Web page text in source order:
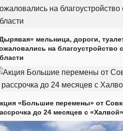
мельница, дороги,
на благоустройство
«Большие перемены» от
до 24 месяцев с «Халвой»